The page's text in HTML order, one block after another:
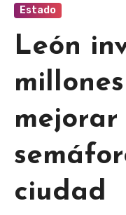
Estado
León
ciudad